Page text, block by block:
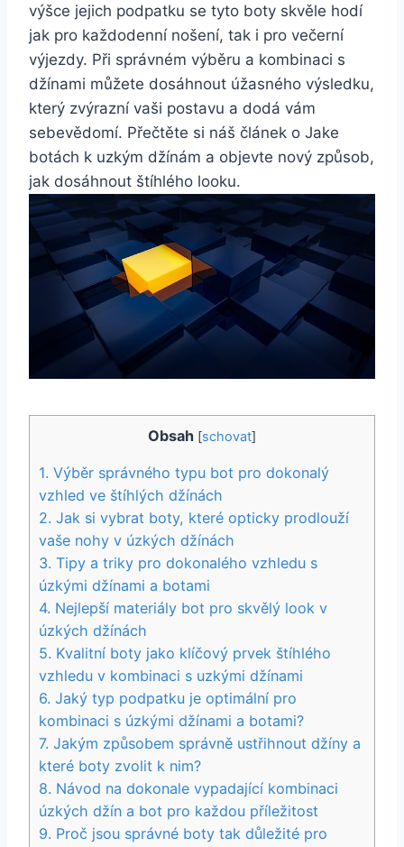
výšce jejich podpatku se tyto boty ‌skvěle hodí
jak pro‍ každodenní nošení, tak i pro večerní
výjezdy. Při správném výběru a kombinaci s
džínami​ můžete dosáhnout úžasného výsledku,
který zvýrazní vaši postavu a dodá vám
sebevědomí. Přečtěte si náš článek o Jake
botách k uzkým džínám a objevte nový způsob,
jak dosáhnout štíhlého looku.
Obsah [schovat]
1. Výběr správného typu bot ​pro dokonalý
vzhled ve štíhlých džínách
2. ​Jak si vybrat boty, které opticky‍ prodlouží⁣
vaše nohy v úzkých džínách
3. ⁤Tipy a triky pro dokonalého vzhledu s
úzkými džínami a botami
4. Nejlepší materiály bot pro skvělý look v
úzkých džínách
5. Kvalitní boty jako klíčový prvek štíhlého
vzhledu v kombinaci s uzkými džínami
6.⁤ Jaký typ podpatku je optimální pro
kombinaci s úzkými džínami a botami?
7. Jakým ⁢způsobem správně ustřihnout džíny ⁤a
které boty zvolit⁢ k nim?
8. Návod na dokonale vypadající kombinaci
úzkých​ džín a bot pro každou příležitost
9. Proč jsou správné boty tak důležité pro